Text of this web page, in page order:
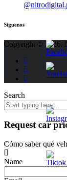
Síguenos
Copyright ©
Search
Request car
Cómo saber qué
Name